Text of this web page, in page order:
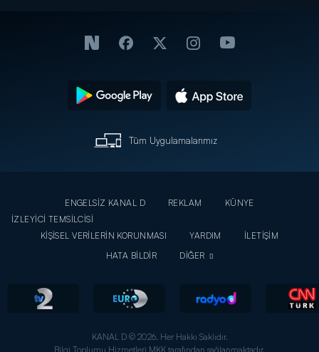
Tüm Uygulamalarımız
ENGELSİZ KANAL D REKLAM
KÜNYE
İZLEYİCİ TEMSİLCİSİ
KİŞİSEL VERİLERİN KORUNMASI
YARDIM
İLETİŞİM
HATA BİLDİR
DİĞER
KANAL D © 2026. Her Hakkı Saklıdır.
Bilgi Toplumu Hizmetleri MKK tarafından sağlanmaktadır.